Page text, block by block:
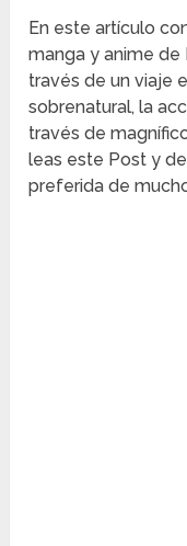
En este artículo
manga y anime de
través de un viaje
sobrenatural, la
través de
leas este Post y
preferida de